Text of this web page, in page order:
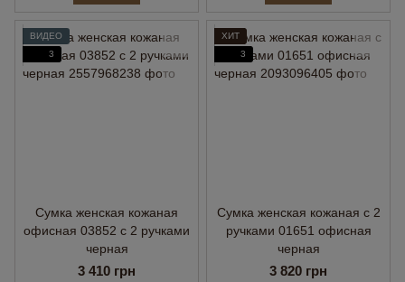
ВИДЕО
3
Сумка женская кожаная
офисная 03852 с 2 ручками
черная
3 410 грн
ХИТ
3
Сумка женская кожаная с 2
ручками 01651 офисная
черная
3 820 грн